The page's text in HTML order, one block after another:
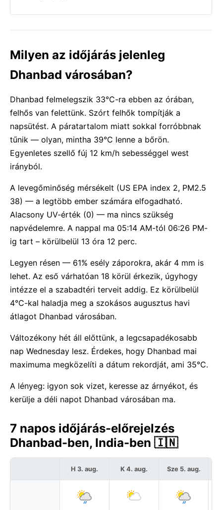
Milyen az időjárás jelenleg
Dhanbad városában?
Dhanbad felmelegszik 33°C-ra ebben az órában,
felhős van felettünk. Szórt felhők tompítják a
napsütést. A páratartalom miatt sokkal forróbbnak
tűnik — olyan, mintha 39°C lenne a bőrön.
Egyenletes szellő fúj 12 km/h sebességgel west
irányból.
A levegőminőség mérsékelt (US EPA index 2, PM2.5
38) — a legtöbb ember számára elfogadható.
Alacsony UV-érték (0) — ma nincs szükség
napvédelemre. A nappal ma 05:14 AM-tól 06:26 PM-
ig tart – körülbelül 13 óra 12 perc.
Legyen résen — 61% esély záporokra, akár 4 mm is
lehet. Az eső várhatóan 18 körül érkezik, úgyhogy
intézze el a szabadtéri terveit addig. Ez körülbelül
4°C-kal haladja meg a szokásos augusztus havi
átlagot Dhanbad városában.
Változékony hét áll előttünk, a legcsapadékosabb
nap Wednesday lesz. Érdekes, hogy Dhanbad mai
maximuma megközelíti a dátum rekordját, ami 35°C.
A lényeg: igyon sok vizet, keresse az árnyékot, és
kerülje a déli napot Dhanbad városában ma.
7 napos időjárás-előrejelzés
Dhanbad-ben, India-ben 🇮🇳
H 3. aug. K 4. aug. Sze 5. aug.